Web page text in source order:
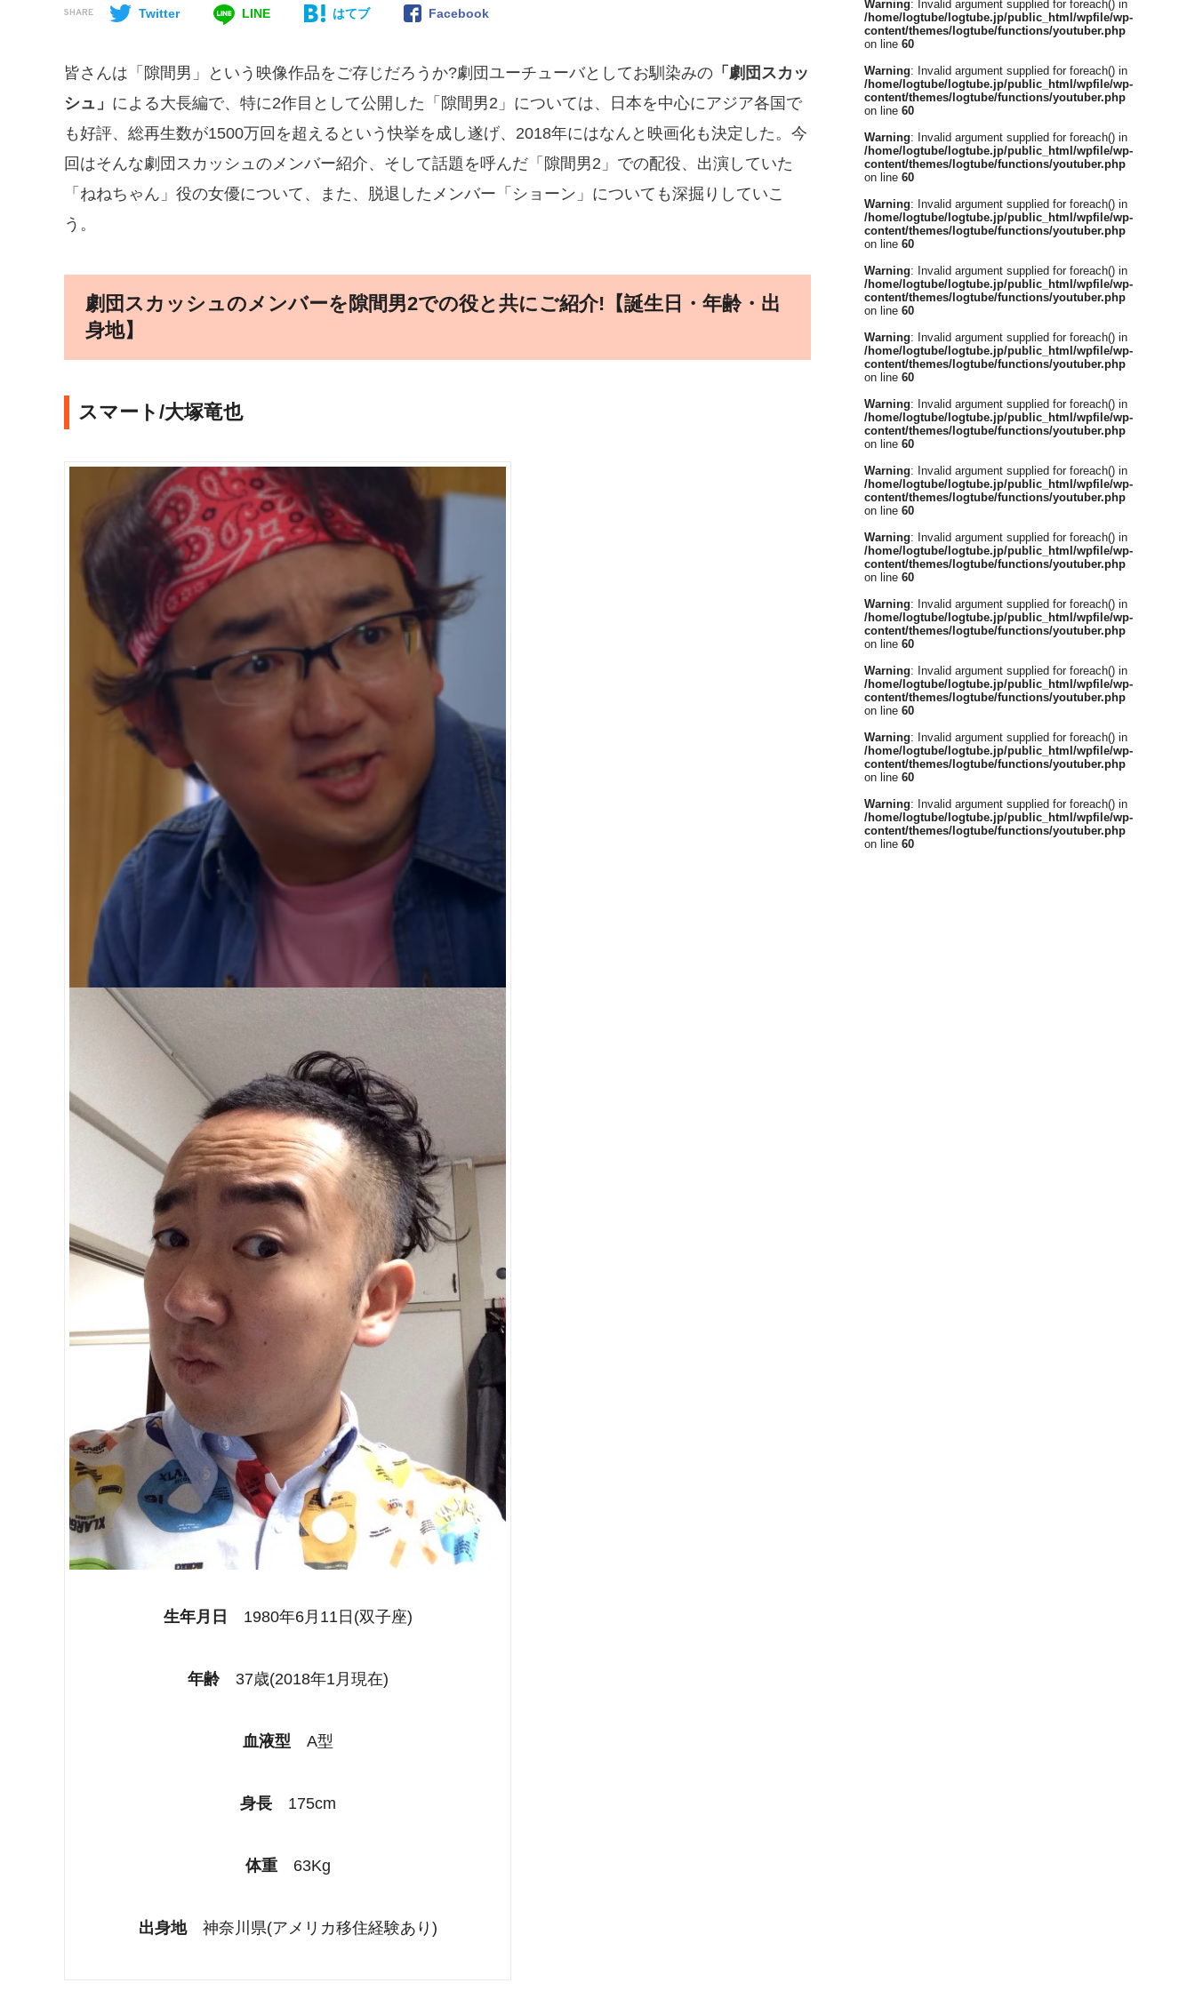
SHARE Twitter LINE はてブ Facebook
皆さんは「隙間男」という映像作品をご存じだろうか?劇団ユーチューバとしてお馴染みの 「劇団スカッ
シュ」 による大長編で、特に2作目として公開した「隙間男2」については、日本を中心にアジア各国で
も好評、総再生数が1500万回を超えるという快挙を成し遂げ、2018年にはなんと映画化も決定した。今
回はそんな劇団スカッシュのメンバー紹介、そして話題を呼んだ「隙間男2」での配役、出演していた
「ねねちゃん」役の女優について、また、脱退したメンバー「ショーン」についても深掘りしていこ
う。
劇団スカッシュのメンバーを隙間男2での役と共にご紹介!【誕生日・年齢・出
身地】
スマート/大塚竜也
生年月日 1980年6月11日(双子座)
年齢 37歳(2018年1月現在)
血液型 A型
身長 175cm
体重 63Kg
出身地 神奈川県(アメリカ移住経験あり)
Warning: Invalid argument supplied for foreach() in
/home/logtube/logtube.jp/public_html/wpfile/wp-
content/themes/logtube/functions/youtuber.php
on line 60
Warning: Invalid argument supplied for foreach() in
/home/logtube/logtube.jp/public_html/wpfile/wp-
content/themes/logtube/functions/youtuber.php
on line 60
Warning: Invalid argument supplied for foreach() in
/home/logtube/logtube.jp/public_html/wpfile/wp-
content/themes/logtube/functions/youtuber.php
on line 60
Warning: Invalid argument supplied for foreach() in
/home/logtube/logtube.jp/public_html/wpfile/wp-
content/themes/logtube/functions/youtuber.php
on line 60
Warning: Invalid argument supplied for foreach() in
/home/logtube/logtube.jp/public_html/wpfile/wp-
content/themes/logtube/functions/youtuber.php
on line 60
Warning: Invalid argument supplied for foreach() in
/home/logtube/logtube.jp/public_html/wpfile/wp-
content/themes/logtube/functions/youtuber.php
on line 60
Warning: Invalid argument supplied for foreach() in
/home/logtube/logtube.jp/public_html/wpfile/wp-
content/themes/logtube/functions/youtuber.php
on line 60
Warning: Invalid argument supplied for foreach() in
/home/logtube/logtube.jp/public_html/wpfile/wp-
content/themes/logtube/functions/youtuber.php
on line 60
Warning: Invalid argument supplied for foreach() in
/home/logtube/logtube.jp/public_html/wpfile/wp-
content/themes/logtube/functions/youtuber.php
on line 60
Warning: Invalid argument supplied for foreach() in
/home/logtube/logtube.jp/public_html/wpfile/wp-
content/themes/logtube/functions/youtuber.php
on line 60
Warning: Invalid argument supplied for foreach() in
/home/logtube/logtube.jp/public_html/wpfile/wp-
content/themes/logtube/functions/youtuber.php
on line 60
Warning: Invalid argument supplied for foreach() in
/home/logtube/logtube.jp/public_html/wpfile/wp-
content/themes/logtube/functions/youtuber.php
on line 60
Warning: Invalid argument supplied for foreach() in
/home/logtube/logtube.jp/public_html/wpfile/wp-
content/themes/logtube/functions/youtuber.php
on line 60